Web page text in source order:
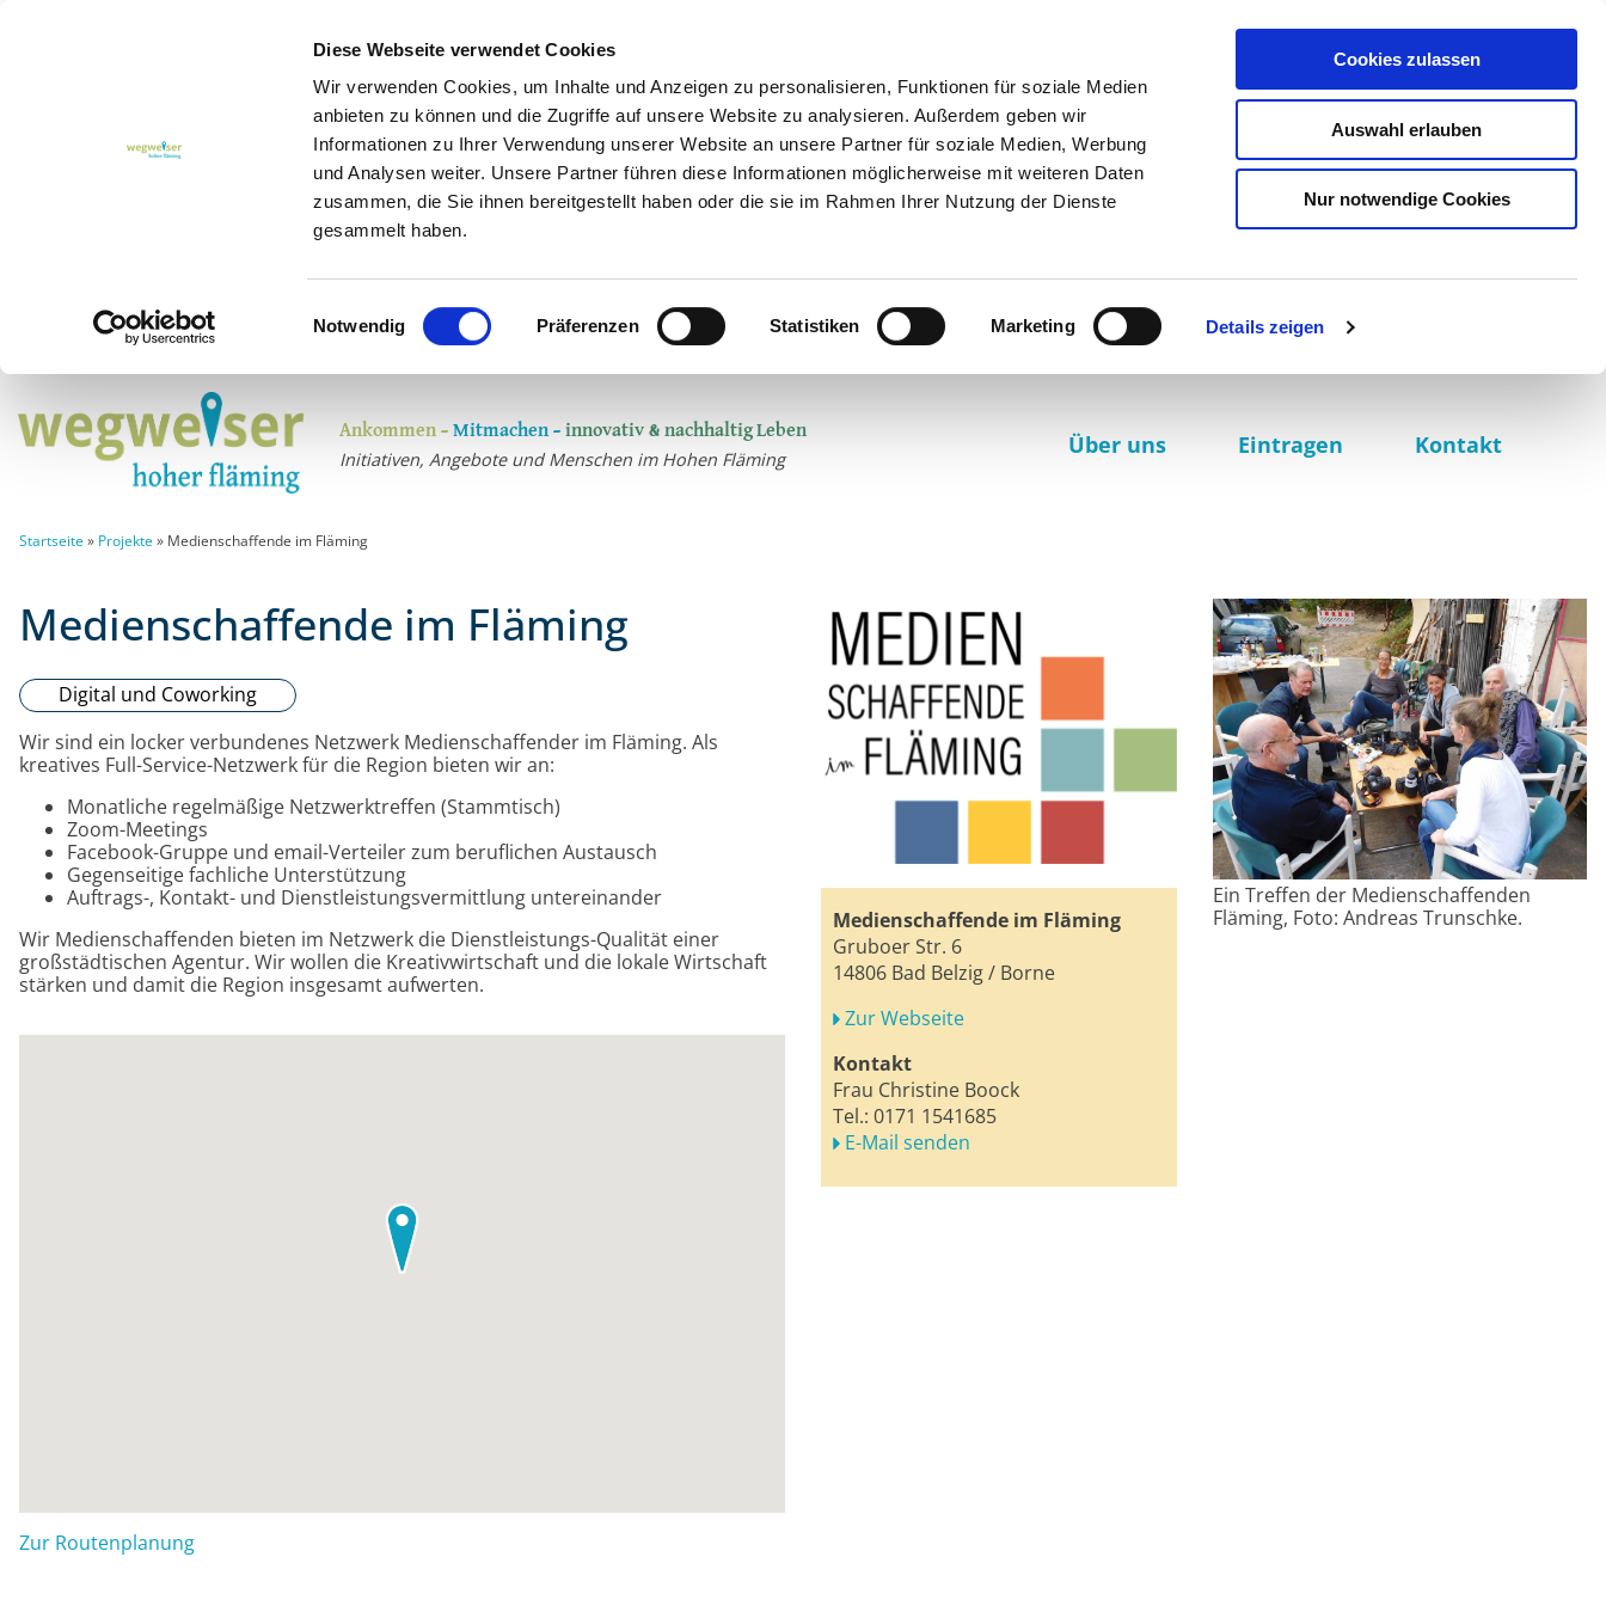
Diese Webseite verwendet Cookies
Wir verwenden Cookies, um Inhalte und Anzeigen zu personalisieren, Funktionen für soziale Medien
anbieten zu können und die Zugriffe auf unsere Website zu analysieren. Außerdem geben wir
Informationen zu Ihrer Verwendung unserer Website an unsere Partner für soziale Medien, Werbung
und Analysen weiter. Unsere Partner führen diese Informationen möglicherweise mit weiteren Daten
zusammen, die Sie ihnen bereitgestellt haben oder die sie im Rahmen Ihrer Nutzung der Dienste
gesammelt haben.
Einwilligungsauswahl
Notwendig Präferenzen Statistiken Marketing Details zeigen
Cookies zulassen
Auswahl erlauben
Nur notwendige Cookies
Ankommen – Mitmachen – innovativ & nachhaltig Leben
Initiativen, Angebote und Menschen im Hohen Fläming
Über uns Eintragen Kontakt
Startseite » Projekte » Medienschaffende im Fläming
Medienschaffende im Fläming
Digital und Coworking
Wir sind ein locker verbundenes Netzwerk Medienschaffender im Fläming. Als
kreatives Full-Service-Netzwerk für die Region bieten wir an:
Monatliche regelmäßige Netzwerktreffen (Stammtisch)
Zoom-Meetings
Facebook-Gruppe und email-Verteiler zum beruflichen Austausch
Gegenseitige fachliche Unterstützung
Auftrags-, Kontakt- und Dienstleistungsvermittlung untereinander
Wir Medienschaffenden bieten im Netzwerk die Dienstleistungs-Qualität einer
großstädtischen Agentur. Wir wollen die Kreativwirtschaft und die lokale Wirtschaft
stärken und damit die Region insgesamt aufwerten.
Zur Routenplanung
Medienschaffende im Fläming
Gruboer Str. 6
14806 Bad Belzig / Borne
Zur Webseite
Kontakt
Frau Christine Boock
Tel.: 0171 1541685
E-Mail senden
Ein Treffen der Medienschaffenden
Fläming, Foto: Andreas Trunschke.